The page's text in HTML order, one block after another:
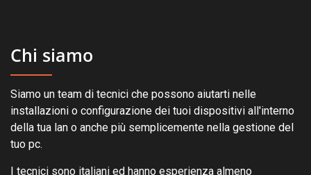
Chi siamo
Siamo un team di tecnici che possono aiutarti nelle
installazioni o configurazione dei tuoi dispositivi all'interno
della tua lan o anche più semplicemente nella gestione del
tuo pc.
I tecnici sono italiani ed hanno esperienza almeno